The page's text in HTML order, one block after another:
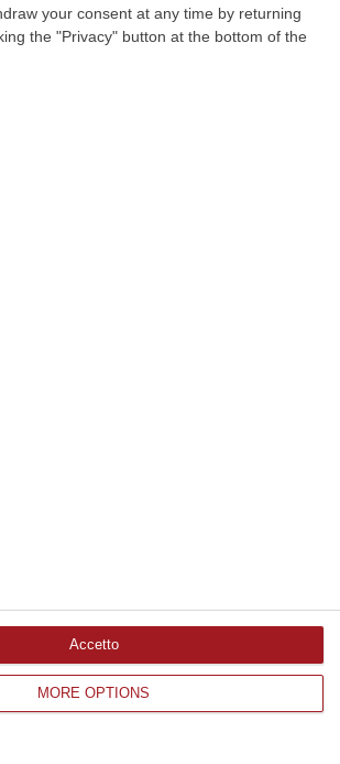
your consent at any time by returning
the "Privacy" button at the bottom of the
MORE OPTIONS
Accetto
le dichiarazioni offerte dai collaboratori di
Distrettuale Antimafia di Catanzaro di ricostr…
è una testata giornalistica di News&Com S.r.l